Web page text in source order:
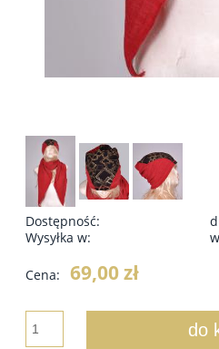
Dostępność:
Wysyłka w:
Cena: 69,00 zł
do